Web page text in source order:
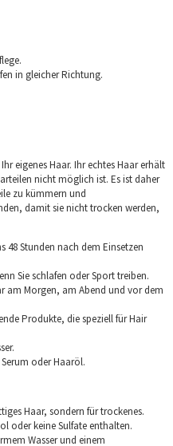
in gleicher Richtung.
eigenes Haar. Ihr echtes Haar erhält
nicht möglich ist. Es ist daher
zu kümmern und
damit sie nicht trocken werden,
48 Stunden nach dem Einsetzen
Sie schlafen oder Sport treiben.
am Morgen, am Abend und vor dem
Produkte, die speziell für Hair
oder Haaröl.
Haar, sondern für trockenes.
oder keine Sulfate enthalten.
Wasser und einem